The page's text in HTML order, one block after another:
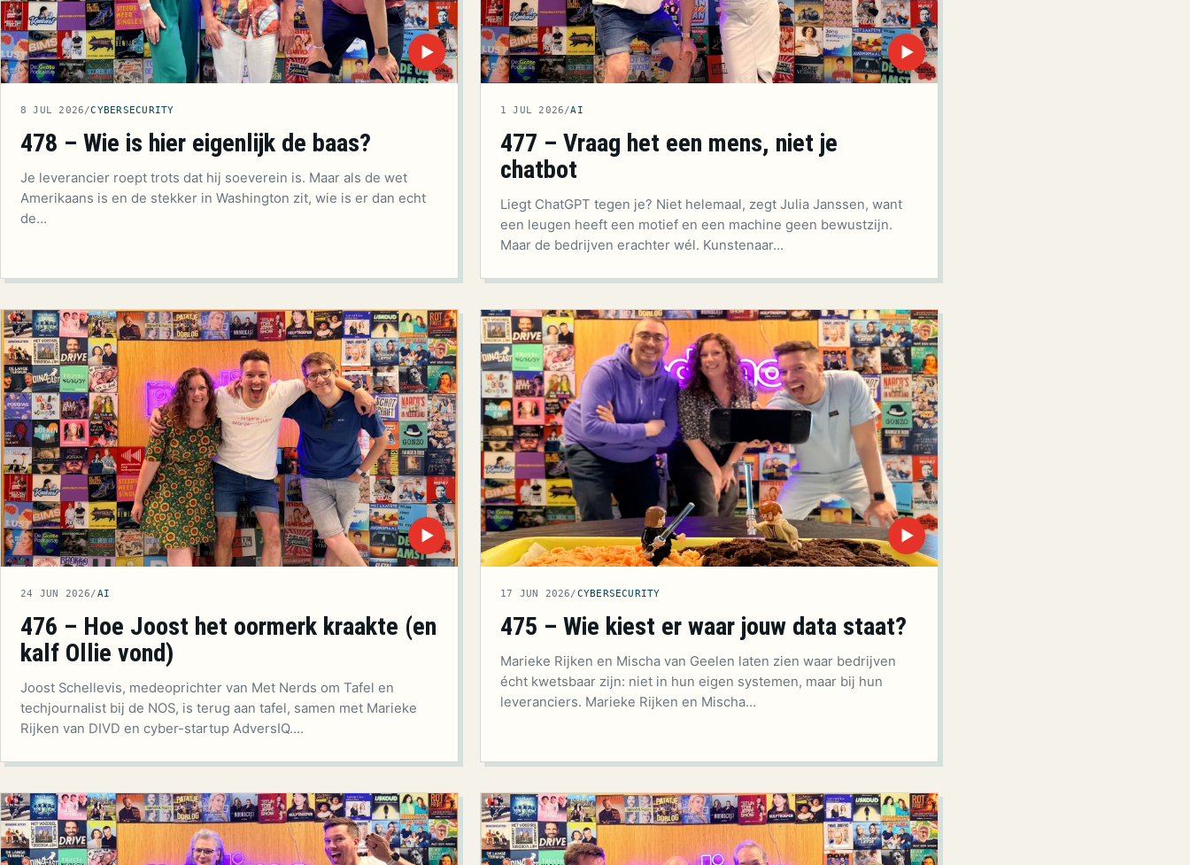
▶
8 JUL 2026/CYBERSECURITY
478 – Wie is hier eigenlijk de baas?
Je leverancier roept trots dat hij soeverein is. Maar als de wet
Amerikaans is en de stekker in Washington zit, wie is er dan echt
de…
▶
1 JUL 2026/AI
477 – Vraag het een mens, niet je
chatbot
Liegt ChatGPT tegen je? Niet helemaal, zegt Julia Janssen, want
een leugen heeft een motief en een machine geen bewustzijn.
Maar de bedrijven erachter wél. Kunstenaar…
▶
24 JUN 2026/AI
476 – Hoe Joost het oormerk kraakte (en
kalf Ollie vond)
Joost Schellevis, medeoprichter van Met Nerds om Tafel en
techjournalist bij de NOS, is terug aan tafel, samen met Marieke
Rijken van DIVD en cyber-startup AdversIQ.…
▶
17 JUN 2026/CYBERSECURITY
475 – Wie kiest er waar jouw data staat?
Marieke Rijken en Mischa van Geelen laten zien waar bedrijven
écht kwetsbaar zijn: niet in hun eigen systemen, maar bij hun
leveranciers. Marieke Rijken en Mischa…